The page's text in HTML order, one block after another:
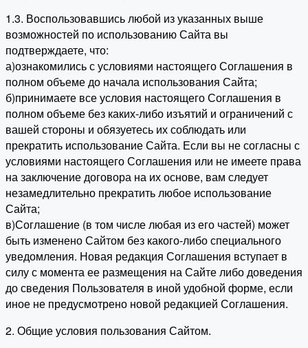
1.3. Воспользовавшись любой из указанных выше
возможностей по использованию Сайта вы
подтверждаете, что:
а)ознакомились с условиями настоящего Соглашения в
полном объеме до начала использования Сайта;
б)принимаете все условия настоящего Соглашения в
полном объеме без каких-либо изъятий и ограничений с
вашей стороны и обязуетесь их соблюдать или
прекратить использование Сайта. Если вы не согласны с
условиями настоящего Соглашения или не имеете права
на заключение договора на их основе, вам следует
незамедлительно прекратить любое использование
Сайта;
в)Соглашение (в том числе любая из его частей) может
быть изменено Сайтом без какого-либо специального
уведомления. Новая редакция Соглашения вступает в
силу с момента ее размещения на Сайте либо доведения
до сведения Пользователя в иной удобной форме, если
иное не предусмотрено новой редакцией Соглашения.
2. Общие условия пользования Сайтом.